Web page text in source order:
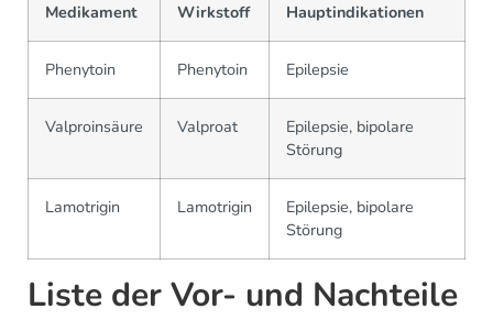
Medikament Wirkstoff Hauptindikationen
Phenytoin Phenytoin Epilepsie
Valproinsäure Valproat
Epilepsie, bipolare
Störung
Lamotrigin Lamotrigin
Epilepsie, bipolare
Störung
Liste der Vor- und Nachteile